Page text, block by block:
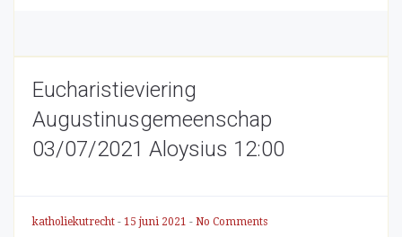
Eucharistieviering
Augustinusgemeenschap
03/07/2021 Aloysius 12:00
katholiekutrecht - 15 juni 2021 - No Comments